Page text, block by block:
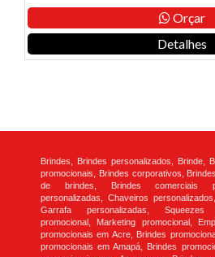
Orçar
Detalhes
Brindes, Brindes personalizados, Brinde,
promocionais, Brindes corporativos,
de brindes, Brindes comerciais
personalizadas, Chaveiros
Garrafa personalizadas, Squeezes
promocional, Marketing promocional,
promocionais em Acre, Brindes
promocionais em Amapá, Brindes